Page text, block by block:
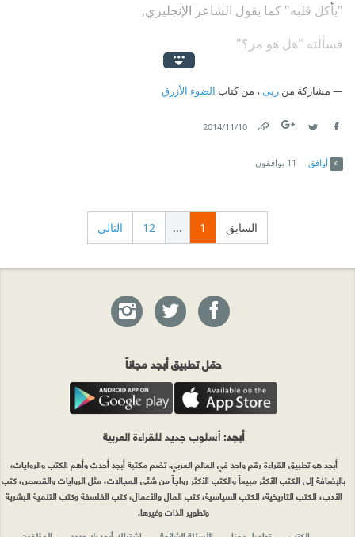
"يأكل قلبه" كما يقول الشاعر الإنجليزي,
فسألته "هل هو مر؟"
مشاركة من ربى ، من كتاب الضوء الأزرق
10‏/11‏/2014
أوافق 11 يوافقون
السابق 1
...
12 التالي
حمّل تطبيق أبجد مجاناً
أبجد: أسلوب جديد للقراءة العربية
أبجد هو تطبيق القراءة رقم واحد في العالم العربي. تضم مكتبة أبجد أحدث وأهم الكتب والروايات،
بالإضافة إلى الكتب الأكثر مبيعاً والكتب الأكثر رواجاً من شتّى المجالات، مثل الروايات والقصص، كتب
الأدب، الكتب التاريخية، الكتب السياسية، كتب المال والأعمال، كتب الفلسفة وكتب التنمية البشرية
وتطوير الذات وغيرها.